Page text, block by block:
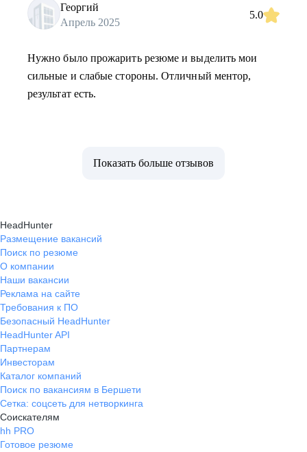
Георгий
Апрель 2025
5.0
Нужно было прожарить резюме и выделить мои
сильные и слабые стороны. Отличный ментор,
результат есть.
Показать больше отзывов
HeadHunter
Размещение вакансий
Поиск по резюме
О компании
Наши вакансии
Реклама на сайте
Требования к ПО
Безопасный HeadHunter
HeadHunter API
Партнерам
Инвесторам
Каталог компаний
Поиск по вакансиям в Бершети
Сетка: соцсеть для нетворкинга
Соискателям
hh PRO
Готовое резюме